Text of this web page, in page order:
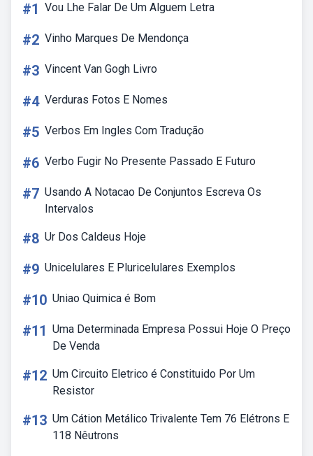
#1 Vou Lhe Falar De Um Alguem Letra
#2 Vinho Marques De Mendonça
#3 Vincent Van Gogh Livro
#4 Verduras Fotos E Nomes
#5 Verbos Em Ingles Com Tradução
#6 Verbo Fugir No Presente Passado E Futuro
#7 Usando A Notacao De Conjuntos Escreva Os
Intervalos
#8 Ur Dos Caldeus Hoje
#9 Unicelulares E Pluricelulares Exemplos
#10 Uniao Quimica é Bom
#11 Uma Determinada Empresa Possui Hoje O Preço
De Venda
#12 Um Circuito Eletrico é Constituido Por Um
Resistor
#13 Um Cátion Metálico Trivalente Tem 76 Elétrons E
118 Nêutrons